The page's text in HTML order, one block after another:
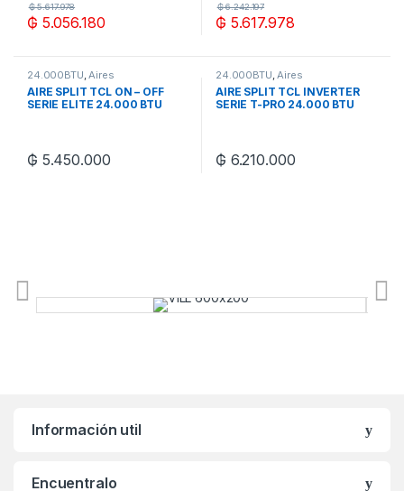
₲ 5.056.180
₲5.617.978
₲ 5.617.978
₲6.242.197
24.000BTU,Aires
Acondicionados
AIRE SPLIT TCL ON – OFF
SERIE ELITE 24.000 BTU
₲ 5.450.000
24.000BTU,Aires
Acondicionados
AIRE SPLIT TCL INVERTER
SERIE T-PRO 24.000 BTU
₲ 6.210.000
Información util
Encuentralo